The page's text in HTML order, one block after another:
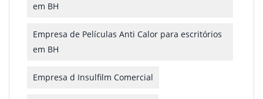
em BH
Empresa de Películas Anti Calor para escritórios
em BH
Empresa d Insulfilm Comercial